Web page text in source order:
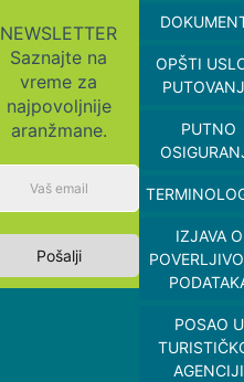
NEWSLETTER
Saznajte na
vreme za
najpovoljnije
aranžmane.
Pošalji
OPŠTI
PUTNO
IZJAVA O
POSAO U
AGENCIJI